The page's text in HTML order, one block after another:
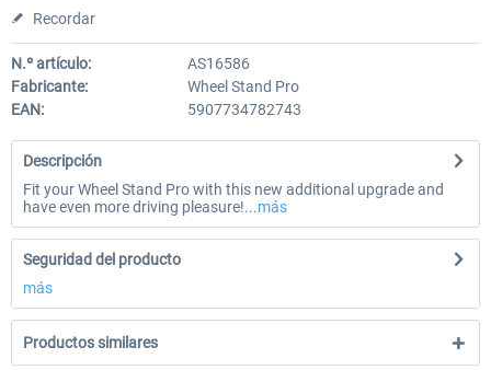
Recordar
N.º artículo:
AS16586
Fabricante:
Wheel Stand Pro
EAN:
5907734782743
Descripción
Fit your Wheel Stand Pro with this new additional upgrade and
have even more driving pleasure!...más
Seguridad del producto
más
Productos similares